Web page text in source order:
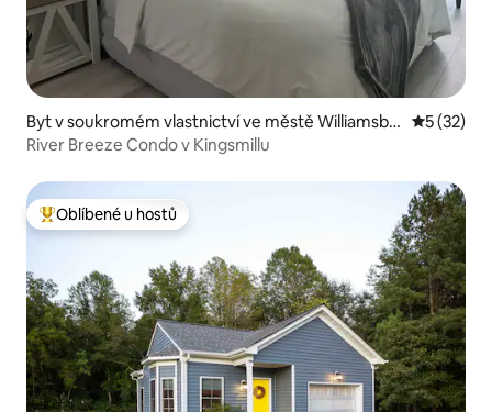
Byt v soukromém vlastnictví ve městě Williamsbu
rg
Průměrné
5 (32)
River Breeze Condo v Kingsmillu
Nejlepší v kategorii Oblíbené u hostů
Oblíbené u hostů